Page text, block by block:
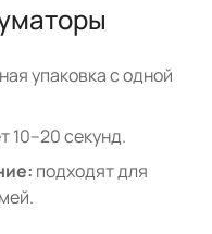
упаковка с одной
10–20 секунд.
подходят для